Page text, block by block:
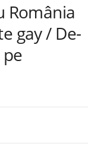
România
gay / De-